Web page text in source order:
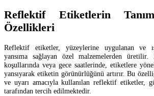
Reflektif Etiketlerin
Özellikleri
Reflektif etiketler, yüzeylerine uygulanan ve
yansıma sağlayan özel malzemelerden üretilir.
koşullarında veya gece saatlerinde, etiketlere
yansıyarak etiketin görünürlüğünü artırır. Bu
ve uyarı amacıyla kullanılan reflektif etiketler,
tarafından tercih edilmektedir.